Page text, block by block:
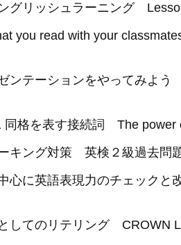
リッシュラーニング
read with your
テーションをやってみよう
格を表す接続詞 The power
ング対策 英検２級過去問
に英語表現力のチェックと
てのリテリング CROWN